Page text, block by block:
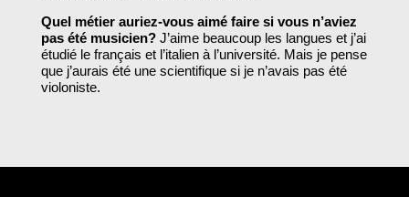
Quel métier auriez-vous aimé faire si vous n’aviez
pas été musicien? J’aime beaucoup les langues et j’ai
étudié le français et l’italien à l’université. Mais je pense
que j’aurais été une scientifique si je n’avais pas été
violoniste.